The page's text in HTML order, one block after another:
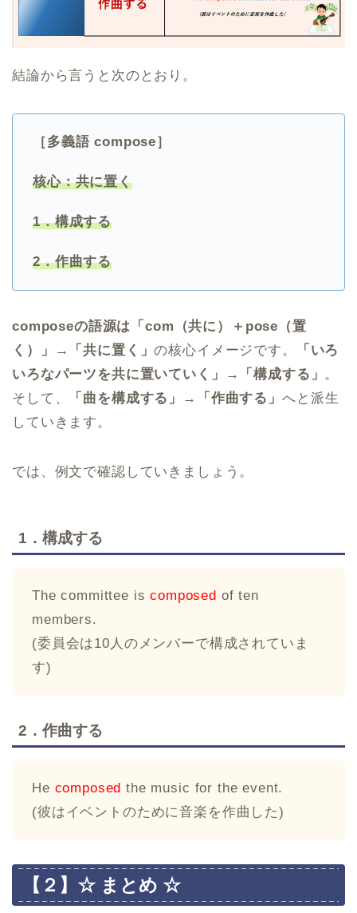
結論から言うと次のとおり。
［多義語 compose］
核心：共に置く
1．構成する
2．作曲する
composeの語源は「com（共に）＋pose（置
く）」→「共に置く」の核心イメージです。
「いろ
いろなパーツを共に置いていく」→「構成する」 。
そして、
「曲を構成する」→「作曲する」 へと派生
していきます。
では、例文で確認していきましょう。
1．構成する
The committee iscomposed of ten
members.
(委員会は10人のメンバーで構成されていま
す)
2．作曲する
He composed the music for the event.
(彼はイベントのために音楽を作曲した)
【２】☆ まとめ ☆